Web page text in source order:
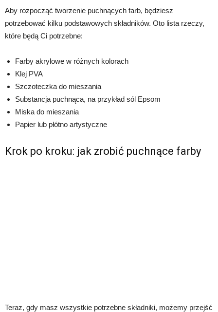
Aby rozpocząć tworzenie puchnących farb, będziesz
potrzebować kilku podstawowych składników. Oto lista rzeczy,
które będą Ci potrzebne:
Farby akrylowe w różnych kolorach
Klej PVA
Szczoteczka do mieszania
Substancja puchnąca, na przykład sól Epsom
Miska do mieszania
Papier lub płótno artystyczne
Krok po kroku: jak zrobić puchnące farby
Teraz, gdy masz wszystkie potrzebne składniki, możemy przejść